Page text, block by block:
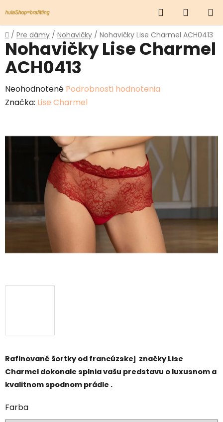
na
obsah
Hľadať
KOŠÍK
Domov
/ Pre dámy / Nohavičky / Nohavičky Lise Charmel ACH0413
Rafinované šortky od francúzskej značky Lise
Charmel dokonale splnia vašu predstavu o luxusnom a
kvalitnom spodnom prádle .
Farba
Nohavičky Lise Charmel
ACH0413
Priemerné
hodnotenie
hviezdičiek.
Neohodnotené Podrobnosti hodnotenia
Značka: Lise Charmel